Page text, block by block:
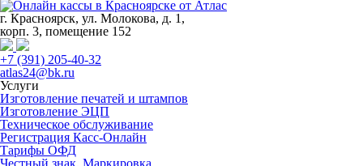
г. Красноярск, ул. Молокова, д. 1,
корп. 3, помещение 152
+7 (391) 205-40-32
atlas24@bk.ru
Услуги
Изготовление печатей и штампов
Изготовление ЭЦП
Техническое обслуживание
Регистрация Касс-Онлайн
Тарифы ОФД
Честный знак. Маркировка